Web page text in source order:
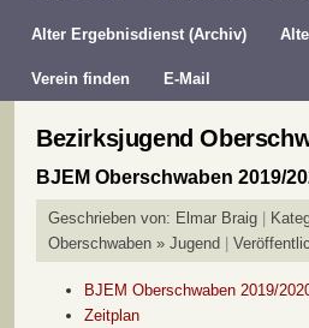
Alter Ergebnisdienst (Archiv)
Verein finden E-Mail
Bezirksjugend
BJEM Oberschwaben 2019/
Geschrieben von: Elmar Braig
Oberschwaben » Jugend
BJEM Oberschwaben 2019/
Zeitplan